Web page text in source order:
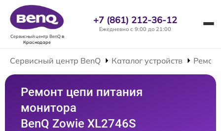
Сервисный центр BenQв
Краснодаре
+7 (861) 212-36-12
Ежедневно с 9:00 до 21:00
Сервисный центр BenQ Каталог устройств
Ремонт цепи питания
монитора
BenQ Zowie XL2746S